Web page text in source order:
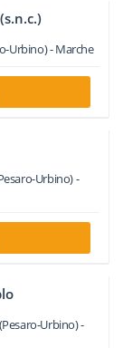
Urbino) -Marche
Urbino) -
(Pesaro-Urbino) -